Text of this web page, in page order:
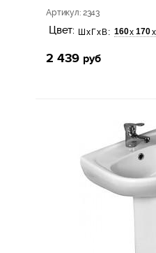
Артикул: 2343
Цвет: ШхГхВ: 160х 170х
2 439 руб